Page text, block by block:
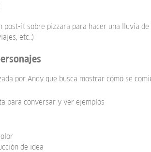
post-it sobre pizzara para hacer una lluvia
etc..)
por Andy que busca mostrar cómo se
para conversar y ver ejemplos
de idea